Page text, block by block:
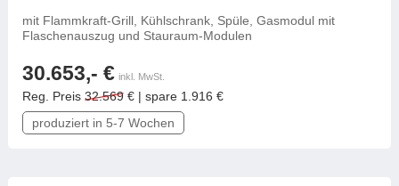
mit Flammkraft-Grill, Kühlschrank, Spüle, Gasmodul mit
Flaschenauszug und Stauraum-Modulen
30.653,- € inkl. MwSt.
Reg. Preis 32.569 € | spare 1.916 €
produziert in 5-7 Wochen